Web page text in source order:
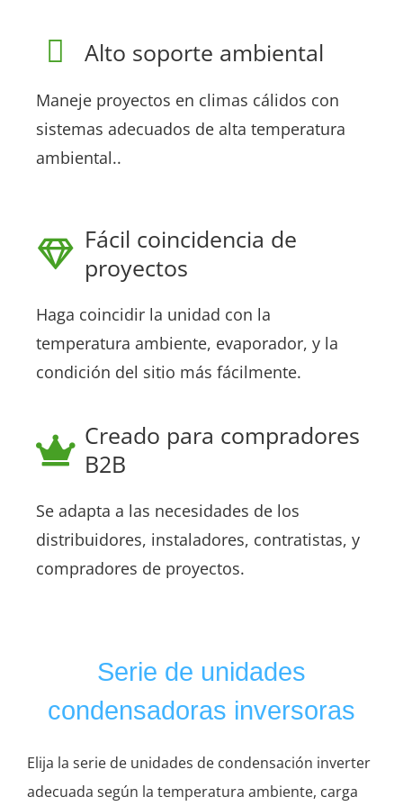
Alto soporte ambiental
Maneje proyectos en climas cálidos con
sistemas adecuados de alta temperatura
ambiental..
Fácil coincidencia de
proyectos
Haga coincidir la unidad con la
temperatura ambiente, evaporador, y la
condición del sitio más fácilmente.
Creado para compradores
B2B
Se adapta a las necesidades de los
distribuidores, instaladores, contratistas, y
compradores de proyectos.
Serie de unidades
condensadoras inversoras
Elija la serie de unidades de condensación inverter
adecuada según la temperatura ambiente, carga